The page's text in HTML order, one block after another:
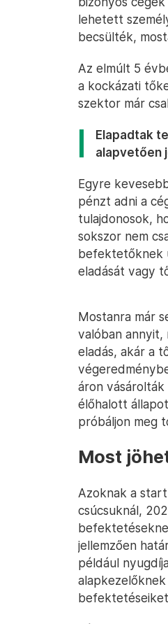
lehetett
becsülték,
Az elmúlt 5
a kockázati
szektor már
Elapadtak
alapvetően
Egyre
pénzt adni a
tulajdonosok,
sokszor nem
befektetőknek
eladását vagy
Mostanra már
valóban
eladás, akár a
áron
élőhalott
próbáljon meg
Most
Azoknak a
csúcsuknál,
jellemzően
például